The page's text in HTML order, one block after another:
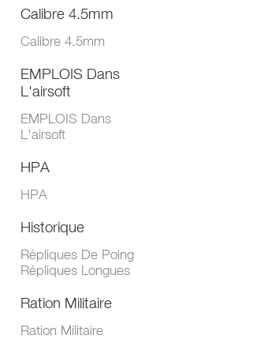
Calibre 4.5mm
Calibre 4.5mm
EMPLOIS Dans
L'airsoft
EMPLOIS Dans
L'airsoft
HPA
HPA
Historique
Répliques De Poing
Répliques Longues
Ration Militaire
Ration Militaire